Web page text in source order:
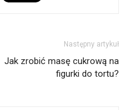
Następny artykuł
Jak zrobić masę cukrową na
figurki do tortu?